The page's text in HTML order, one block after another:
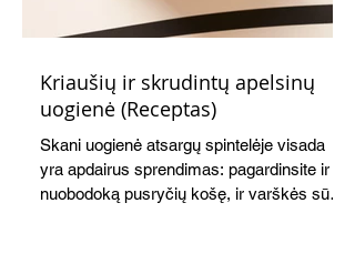
Kriaušių ir skrudintų apelsinų
uogienė (Receptas)
Skani uogienė atsargų spintelėje visada
yra apdairus sprendimas: pagardinsite ir
nuobodoką pusryčių košę, ir varškės sūrį,